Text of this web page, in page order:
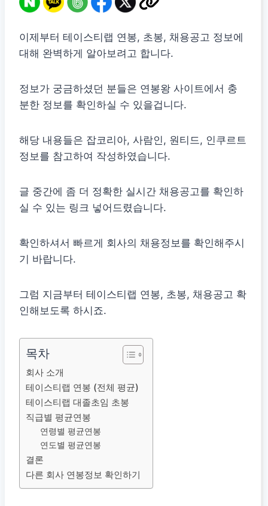
이제부터 테이스티랩 연봉, 초봉, 채용공고 정보에
대해 완벽하게 알아보려고 합니다.
정보가 궁금하셨던 분들은 연봉왕 사이트에서 충
분한 정보를 확인하실 수 있을겁니다.
해당 내용들은 잡코리아, 사람인, 원티드, 인쿠르트
정보를 참고하여 작성하였습니다.
글 중간에 좀 더 정확한 실시간 채용공고를 확인하
실 수 있는 링크 넣어드렸습니다.
확인하셔서 빠르게 회사의 채용정보를 확인해주시
기 바랍니다.
그럼 지금부터 테이스티랩 연봉, 초봉, 채용공고 확
인해보도록 하시죠.
목차
회사 소개
테이스티랩 연봉 (전체 평균)
테이스티랩 대졸초임 초봉
직급별 평균연봉
연령별 평균연봉
연도별 평균연봉
결론
다른 회사 연봉정보 확인하기